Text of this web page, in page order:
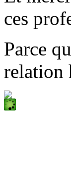
ces
Parce
relation